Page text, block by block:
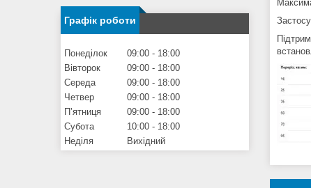
Графік роботи
Понеділок 09:00
18:00
Вівторок
09:00
18:00
Середа
09:00
18:00
Четвер
09:00
18:00
Пʼятниця
09:00
18:00
Субота
10:00
18:00
Неділя
Вихідний